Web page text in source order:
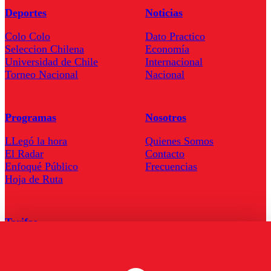
Deportes
Colo Colo
Seleccion Chilena
Universidad de Chile
Torneo Nacional
Noticias
Dato Practico
Economía
Internacional
Nacional
Programas
LLegó la hora
El Radar
Enfoqué Público
Hoja de Ruta
Nosotros
Quienes Somos
Contacto
Frecuencias
Tarifas